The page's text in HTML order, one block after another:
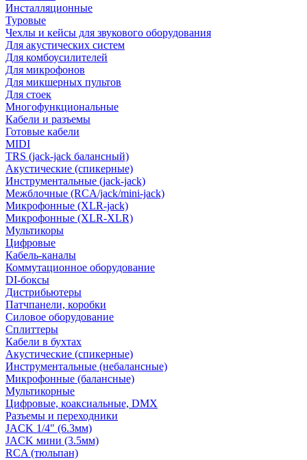
Инсталляционные
Туровые
Чехлы и кейсы для звукового оборудования
Для акустических систем
Для комбоусилителей
Для микрофонов
Для микшерных пультов
Для стоек
Многофункциональные
Кабели и разъемы
Готовые кабели
MIDI
TRS (jack-jack балансный)
Акустические (спикерные)
Инструментальные (jack-jack)
Межблочные (RCA/jack/mini-jack)
Микрофонные (XLR-jack)
Микрофонные (XLR-XLR)
Мультикоры
Цифровые
Кабель-каналы
Коммутационное оборудование
DI-боксы
Дистрибьютеры
Патчпанели, коробки
Силовое оборудование
Сплиттеры
Кабели в бухтах
Акустические (спикерные)
Инструментальные (небалансные)
Микрофонные (балансные)
Мультикорные
Цифровые, коаксиальные, DMX
Разъемы и переходники
JACK 1/4" (6.3мм)
JACK мини (3.5мм)
RCA (тюльпан)